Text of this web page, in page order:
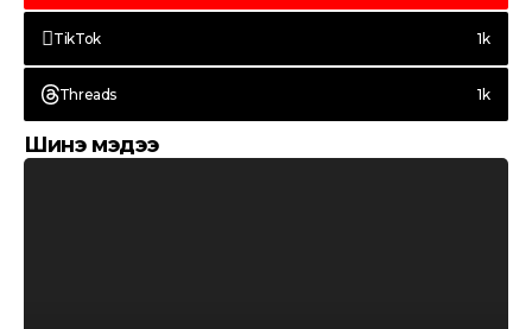
TikTok 1k
Threads 1k
Шинэ мэдээ